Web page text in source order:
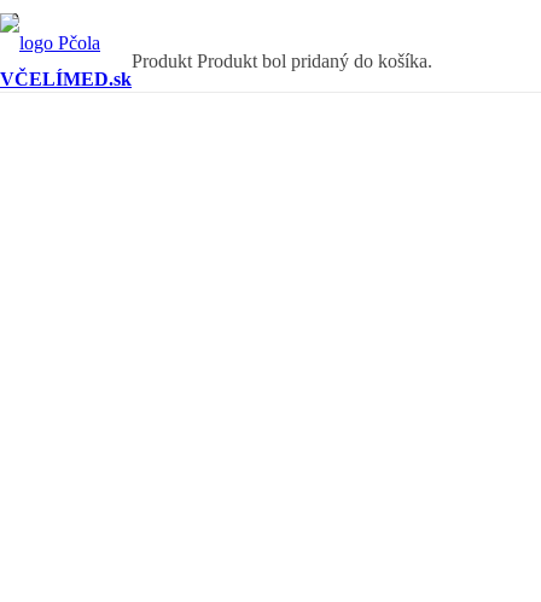
VČELÍMED.sk
Produkt Produkt bol pridaný do košíka.